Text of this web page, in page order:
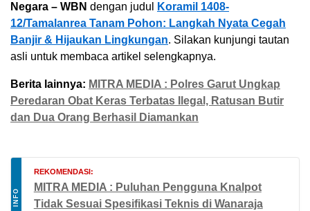
Negara – WBN dengan judul
Koramil 1408-
12/Tamalanrea Tanam Pohon: Langkah Nyata Cegah
Banjir & Hijaukan Lingkungan. Silakan kunjungi tautan
asli untuk membaca artikel selengkapnya.
Berita lainnya: MITRA MEDIA : Polres Garut Ungkap
Peredaran Obat Keras Terbatas Ilegal, Ratusan Butir
dan Dua Orang Berhasil Diamankan
INFO
REKOMENDASI:
MITRA MEDIA : Puluhan Pengguna Knalpot
Tidak Sesuai Spesifikasi Teknis di Wanaraja